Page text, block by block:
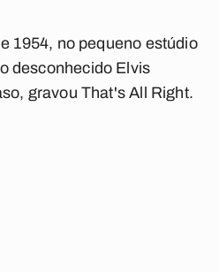
1954, no pequeno estúdio
desconhecido Elvis
gravou That's All Right.